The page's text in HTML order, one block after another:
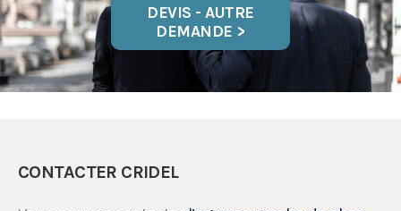
DEVIS - AUTRE
DEMANDE >
CONTACTER CRIDEL